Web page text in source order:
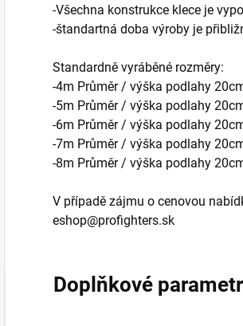
-Všechna konstrukce klece je
-štandartná doba výroby je
Standardně vyráběné rozměry:
-4m Průměr / výška podlahy
-5m Průměr / výška podlahy
-6m Průměr / výška podlahy
-7m Průměr / výška podlahy
-8m Průměr / výška podlahy
V případě zájmu o cenovou
eshop@profighters.sk
Doplňkové